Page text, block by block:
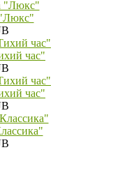
час"
час"